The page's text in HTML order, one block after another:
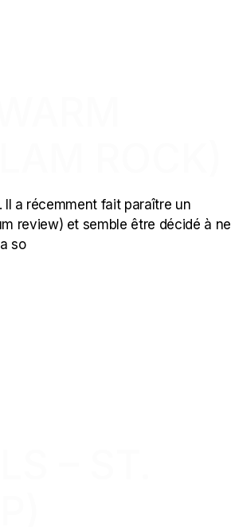
a récemment fait paraître un
review) et semble être décidé à ne
so